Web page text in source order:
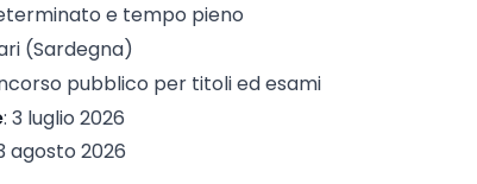
e tempo pieno
(Sardegna)
pubblico per titoli ed esami
: 3 luglio 2026
agosto 2026